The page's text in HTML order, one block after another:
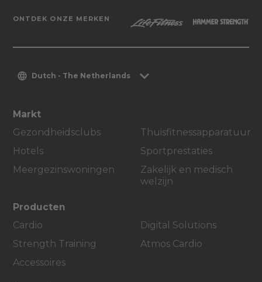
ONTDEK ONZE MERKEN
Dutch - The Netherlands
Markt
Gezondheidsclubs
Hotels
Meergezinswoningen
Thuisfitnessapparatuur
Sportprestaties
Zakelijk en medisch
welzijn
Producten
Cardio
Strength Training
Accessoires
Digital Solutions
Atmos Cardio